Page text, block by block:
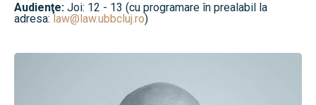
Audienţe: Joi: 12 - 13 (cu programare în prealabil la
adresa:law@law.ubbcluj.ro)